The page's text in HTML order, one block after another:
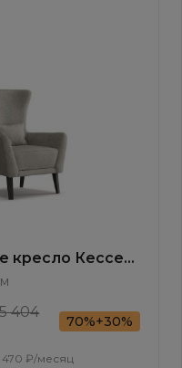
кресло Кессел
404
70%+30%
470 ₽/месяц